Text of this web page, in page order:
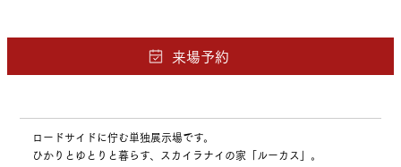
ロードサイドに佇む単独展示場です。
ひかりとゆとりと暮らす、スカイラナイの家「ルーカス」。